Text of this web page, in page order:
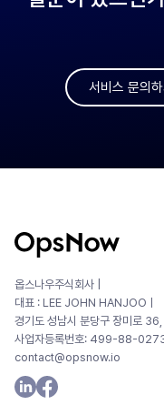
서비스 문의하
옵스나우주식회사 |
대표 : LEE JOHN HANJOOㅣ
경기도 성남시 분당구 장미로
사업자등록번호: 499-88-
contact@opsnow.io